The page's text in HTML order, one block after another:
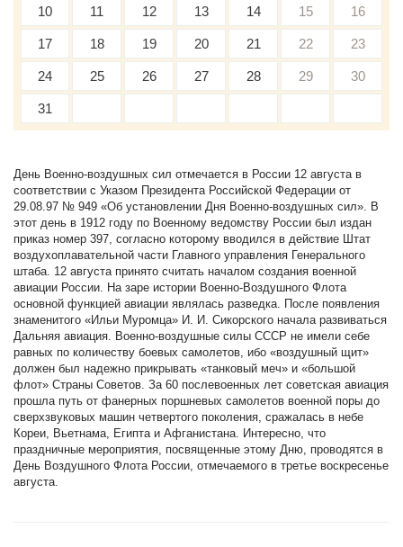
10 11 12 13 14 15 16
17 18 19 20 21 22 23
24 25 26 27 28 29 30
31
День Военно-воздушных сил отмечается в России 12 августа в
соответствии с Указом Президента Российской Федерации от
29.08.97 № 949 «Об установлении Дня Военно-воздушных сил». В
этот день в 1912 году по Военному ведомству России был издан
приказ номер 397, согласно которому вводился в действие Штат
воздухоплавательной части Главного управления Генерального
штаба. 12 августа принято считать началом создания военной
авиации России. На заре истории Военно-Воздушного Флота
основной функцией авиации являлась разведка. После появления
знаменитого «Ильи Муромца» И. И. Сикорского начала развиваться
Дальняя авиация. Военно-воздушные силы СССР не имели себе
равных по количеству боевых самолетов, ибо «воздушный щит»
должен был надежно прикрывать «танковый меч» и «большой
флот» Страны Советов. За 60 послевоенных лет советская авиация
прошла путь от фанерных поршневых самолетов военной поры до
сверхзвуковых машин четвертого поколения, сражалась в небе
Кореи, Вьетнама, Египта и Афганистана. Интересно, что
праздничные мероприятия, посвященные этому Дню, проводятся в
День Воздушного Флота России, отмечаемого в третье воскресенье
августа.